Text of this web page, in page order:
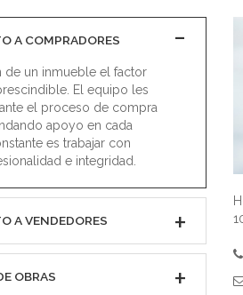
A COMPRADORES
de un inmueble el factor
El equipo les
el proceso de compra
apoyo en cada
es trabajar con
e integridad.
A VENDEDORES
OBRAS